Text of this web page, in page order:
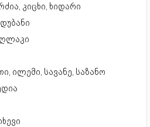
კიცხი, ხიდარი
ილემი, სავანე, საზანო